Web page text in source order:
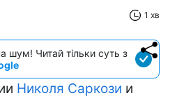
1 хв
шум! Читай тільки суть з
Николя Саркози и